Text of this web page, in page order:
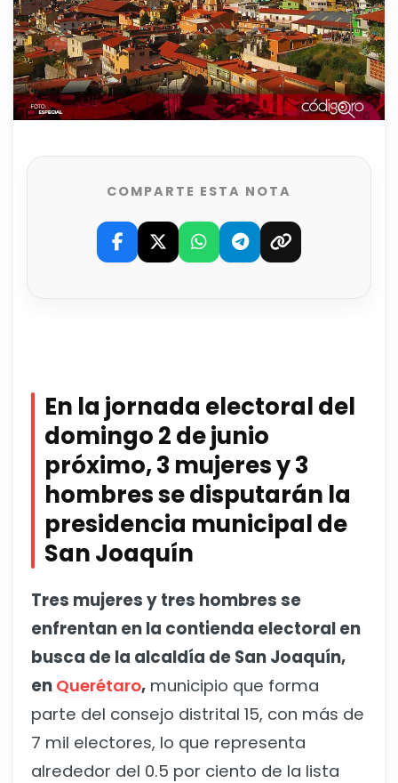
COMPARTE ESTA NOTA
En la jornada electoral del
domingo 2 de junio
próximo, 3 mujeres y 3
hombres se disputarán la
presidencia municipal de
San Joaquín
Tres mujeres y tres hombres se
enfrentan en la contienda electoral en
busca de la alcaldía de San Joaquín,
en Querétaro, municipio que forma
parte del consejo distrital 15, con más de
7 mil electores, lo que representa
alrededor del 0.5 por ciento de la lista